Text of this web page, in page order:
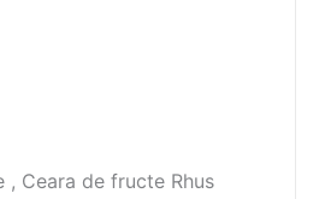
Ceara de fructe Rhus